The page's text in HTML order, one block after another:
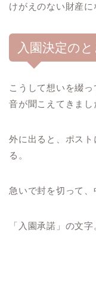
けがえのない財産に
入園決定のと
こうして想いを綴
音が聞こえてきまし
外に出ると、ポス
る。
急いで封を切って、
「入園承諾」の文字